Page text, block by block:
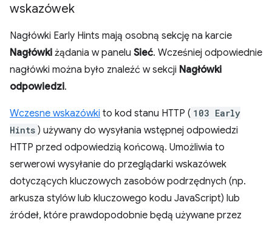
wskazówek
Nagłówki Early Hints mają osobną sekcję na karcie
Nagłówki żądania w panelu Sieć. Wcześniej odpowiednie
nagłówki można było znaleźć w sekcji Nagłówki
odpowiedzi.
Wczesne wskazówki to kod stanu HTTP ( 103 Early
Hints ) używany do wysyłania wstępnej odpowiedzi
HTTP przed odpowiedzią końcową. Umożliwia to
serwerowi wysyłanie do przeglądarki wskazówek
dotyczących kluczowych zasobów podrzędnych (np.
arkusza stylów lub kluczowego kodu JavaScript) lub
źródeł, które prawdopodobnie będą używane przez